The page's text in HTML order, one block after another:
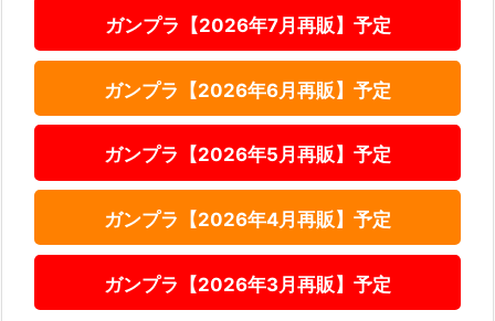
ガンプラ【2026年7月再販】予定
ガンプラ【2026年6月再販】予定
ガンプラ【2026年5月再販】予定
ガンプラ【2026年4月再販】予定
ガンプラ【2026年3月再販】予定